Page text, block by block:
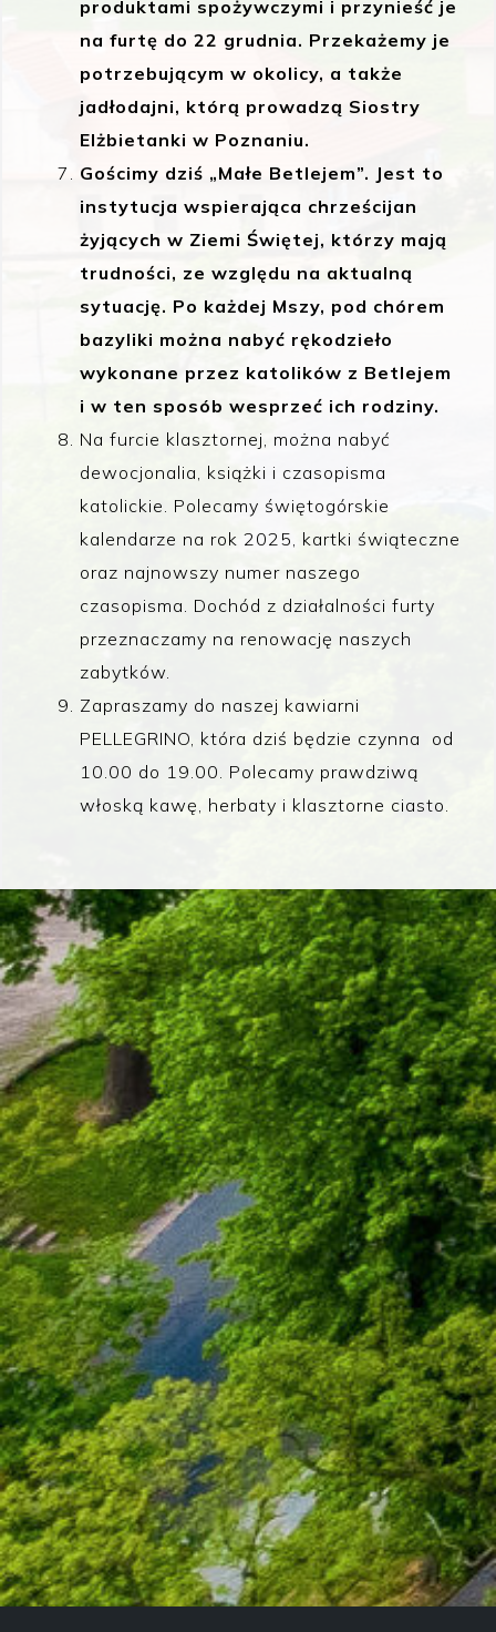
produktami spożywczymi i przynieść je
na furtę do 22 grudnia. Przekażemy je
potrzebującym w okolicy, a także
jadłodajni, którą prowadzą Siostry
Elżbietanki w Poznaniu.
Gościmy dziś „Małe Betlejem”. Jest to
instytucja wspierająca chrześcijan
żyjących w Ziemi Świętej, którzy mają
trudności, ze względu na aktualną
sytuację. Po każdej Mszy, pod chórem
bazyliki można nabyć rękodzieło
wykonane przez katolików z Betlejem
i w ten sposób wesprzeć ich rodziny.
Na furcie klasztornej, można nabyć
dewocjonalia, książki i czasopisma
katolickie. Polecamy świętogórskie
kalendarze na rok 2025, kartki świąteczne
oraz najnowszy numer naszego
czasopisma. Dochód z działalności furty
przeznaczamy na renowację naszych
zabytków.
Zapraszamy do naszej kawiarni
PELLEGRINO, która dziś będzie czynna od
10.00 do 19.00. Polecamy prawdziwą
włoską kawę, herbaty i klasztorne ciasto.